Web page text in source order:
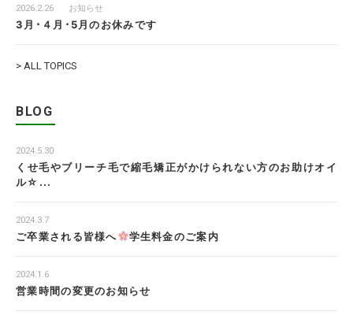
2026.2.26 お知らせ
3月･４月･5月のお休みです
> ALL TOPICS
BLOG
2024.5.30
くせ毛やブリーチ毛で縮毛矯正がかけられない方のお助けオイ
ル☆...
2024.3.7
ご卒業される皆様へ 学生料金のご案内
2024.1.6
営業時間の変更のお知らせ